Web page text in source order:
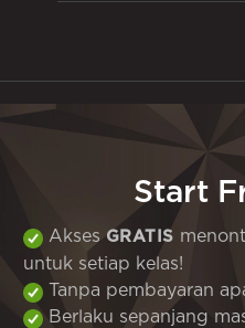
Start
Akses GRATIS
untuk setiap kelas!
Tanpa pembayaran
Berlaku sepanjang